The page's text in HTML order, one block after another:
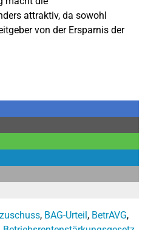
attraktiv, da sowohl
von der Ersparnis der
, BAG-Urteil, BetrAVG,